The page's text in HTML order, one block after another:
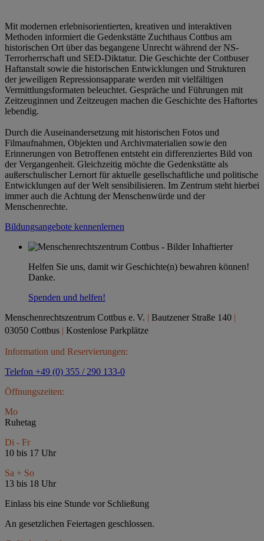
Mit modernen erlebnisorientierten, kreativen und interaktiven
Methoden informiert die Gedenkstätte Zuchthaus Cottbus am
historischen Ort über das begangene Unrecht während der NS-
Terrorherrschaft und SED-Diktatur. Die Geschichte der Cottbuser
Haftanstalt sowie die historischen Entwicklungen und Strukturen
der jeweiligen Repressionsapparate werden mit vielfältigen
Vermittlungsformaten beleuchtet. Gespräche und Führungen mit
Zeitzeuginnen und Zeitzeugen machen die Geschichte des Haftortes
lebendig.
Durch die Auseinandersetzung mit historischen Fotos und
Filmaufnahmen, Objekten und Archivmaterialien sowie den
Erinnerungen von Betroffenen entsteht ein differenziertes Bild von
der Vergangenheit. Gleichzeitig möchte die Gedenkstätte als
außerschulischer Lernort für aktuelle gesellschaftliche und politische
Entwicklungen auf der Welt sensibilisieren. Im Zentrum steht hierbei
immer auch die Achtung der Menschenwürde und der
Menschenrechte.
Bildungsangebote kennenlernen
Helfen Sie uns, damit wir Geschichte(n) bewahren können!
Danke.
Spenden und helfen!
Menschenrechtszentrum Cottbus e. V. | Bautzener Straße 140 |
03050 Cottbus | Kostenlose Parkplätze
Information und Reservierungen:
Telefon +49 (0) 355 / 290 133-0
Öffnungszeiten:
Mo
Ruhetag
Di - Fr
10 bis 17 Uhr
Sa + So
13 bis 18 Uhr
Einlass bis eine Stunde vor Schließung
An gesetzlichen Feiertagen geschlossen.